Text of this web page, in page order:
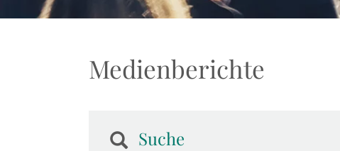
Medienberichte
Suche